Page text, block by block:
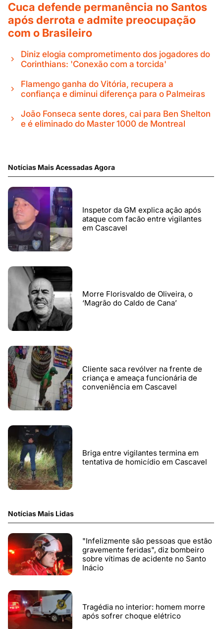
Cuca defende permanência no Santos
após derrota e admite preocupação
com o Brasileiro
Diniz elogia comprometimento dos jogadores do
Corinthians: 'Conexão com a torcida'
Flamengo ganha do Vitória, recupera a
confiança e diminui diferença para o Palmeiras
João Fonseca sente dores, cai para Ben Shelton
e é eliminado do Master 1000 de Montreal
Notícias Mais Acessadas Agora
Inspetor da GM explica ação após
ataque com facão entre vigilantes
em Cascavel
Morre Florisvaldo de Oliveira, o
‘Magrão do Caldo de Cana’
Cliente saca revólver na frente de
criança e ameaça funcionária de
conveniência em Cascavel
Briga entre vigilantes termina em
tentativa de homicídio em Cascavel
Notícias Mais Lidas
"Infelizmente são pessoas que estão
gravemente feridas", diz bombeiro
sobre vítimas de acidente no Santo
Inácio
Tragédia no interior: homem morre
após sofrer choque elétrico